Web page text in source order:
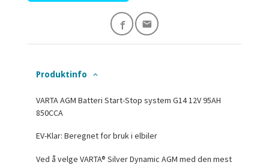
Produktinfo
VARTA AGM Batteri Start-Stop system G14 12V 95AH
850CCA
EV-Klar: Beregnet for bruk i elbiler
Ved å velge VARTA® Silver Dynamic AGM med den mest